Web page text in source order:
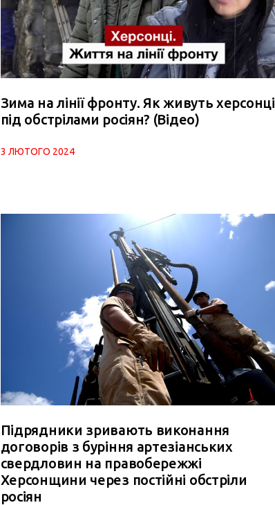
Зима на лінії фронту. Як живуть херсонці
під обстрілами росіян? (Відео)
3 ЛЮТОГО 2024
Підрядники зривають виконання
договорів з буріння артезіанських
свердловин на правобережжі
Херсонщини через постійні обстріли
росіян